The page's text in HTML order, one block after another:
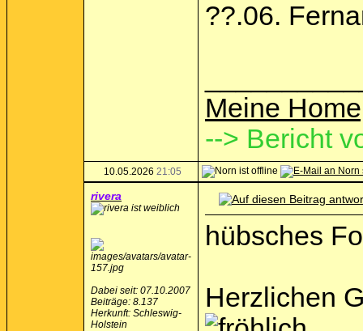
??.06.
Meine
--> Bericht
10.05.2026 21:05
rivera
Dabei seit: 07.10.2007
Beiträge: 8.137
Herkunft: Schleswig-
Holstein
hübsches
Herzlichen